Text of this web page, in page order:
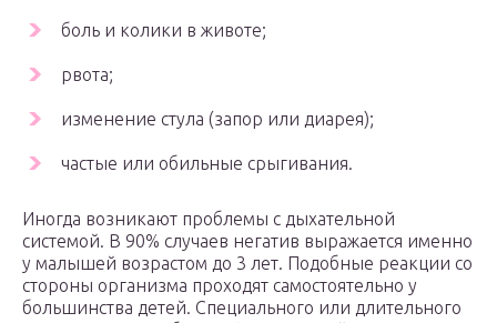
боль и колики в животе;
рвота;
изменение стула (запор или диарея);
частые или обильные срыгивания.
Иногда возникают проблемы с дыхательной
системой. В 90% случаев негатив выражается именно
у малышей возрастом до 3 лет. Подобные реакции со
стороны организма проходят самостоятельно у
большинства детей. Специального или длительного